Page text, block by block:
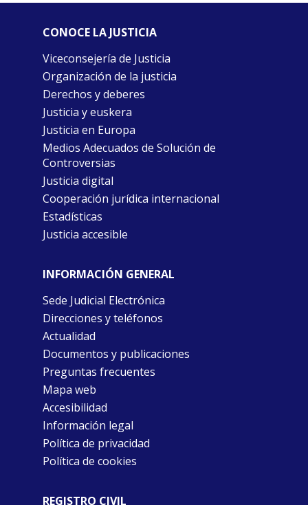
CONOCE LA JUSTICIA
Viceconsejería de Justicia
Organización de la justicia
Derechos y deberes
Justicia y euskera
Justicia en Europa
Medios Adecuados de Solución de
Controversias
Justicia digital
Cooperación jurídica internacional
Estadísticas
Justicia accesible
INFORMACIÓN GENERAL
Sede Judicial Electrónica
Direcciones y teléfonos
Actualidad
Documentos y publicaciones
Preguntas frecuentes
Mapa web
Accesibilidad
Información legal
Política de privacidad
Política de cookies
REGISTRO CIVIL